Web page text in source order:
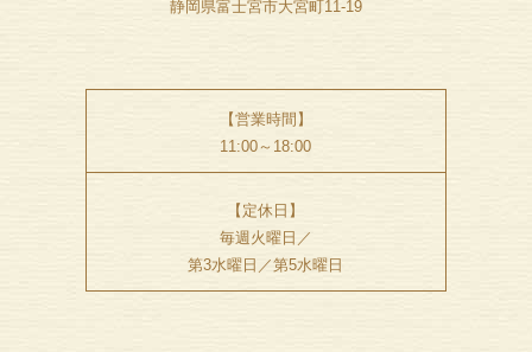
静岡県富士宮市大宮町11-19
【営業時間】
11:00～18:00
【定休日】
毎週火曜日／
第3水曜日／第5水曜日